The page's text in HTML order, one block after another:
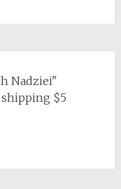
Nadziei"
$5